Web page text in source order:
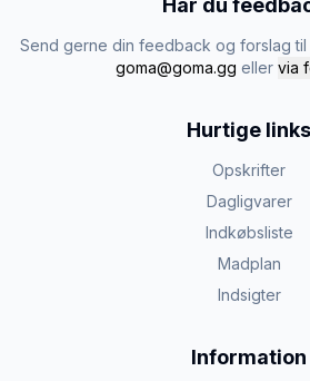
Har du
Send gerne din feedback og forslag
goma@goma.gg eller via
Hurtige links
Opskrifter
Dagligvarer
Indkøbsliste
Madplan
Indsigter
Information